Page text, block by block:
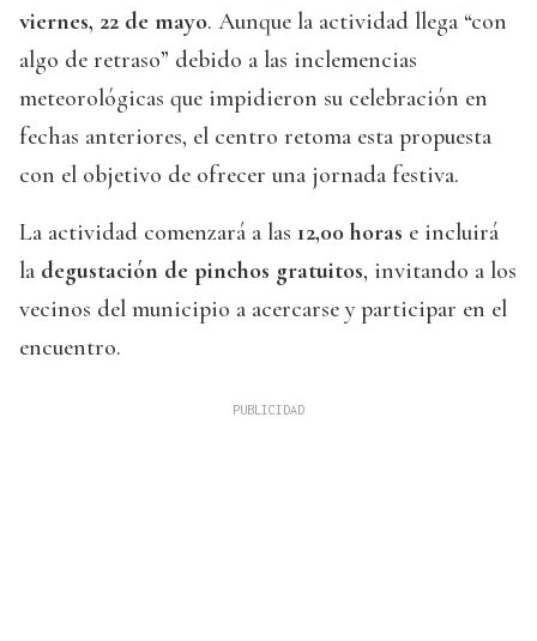
viernes, 22 de mayo. Aunque la actividad llega “con
algo de retraso” debido a las inclemencias
meteorológicas que impidieron su celebración en
fechas anteriores, el centro retoma esta propuesta
con el objetivo de ofrecer una jornada festiva.
La actividad comenzará a las 12,00 horas e incluirá
la degustación de pinchos gratuitos, invitando a los
vecinos del municipio a acercarse y participar en el
encuentro.